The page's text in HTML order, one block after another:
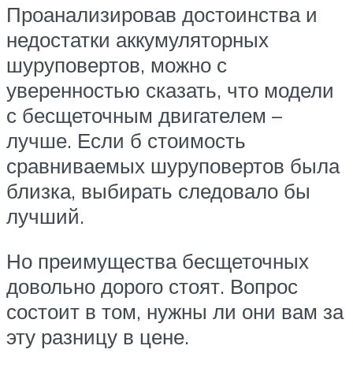
Проанализировав достоинства и
недостатки аккумуляторных
шуруповертов, можно с
уверенностью сказать, что модели
с бесщеточным двигателем –
лучше. Если б стоимость
сравниваемых шуруповертов была
близка, выбирать следовало бы
лучший.
Но преимущества бесщеточных
довольно дорого стоят. Вопрос
состоит в том, нужны ли они вам за
эту разницу в цене.